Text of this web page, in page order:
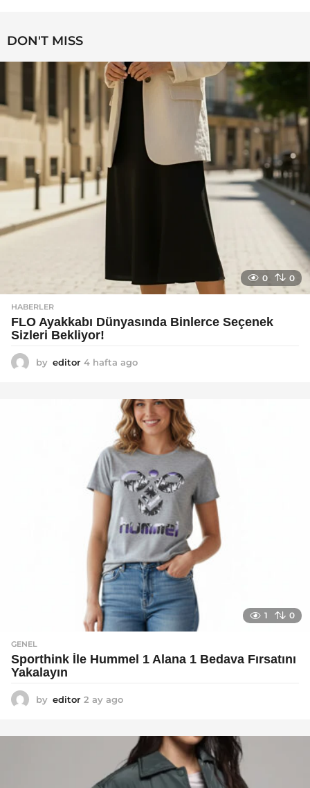
o
DON'T MISS
0 0
HABERLER
FLO Ayakkabı Dünyasında Binlerce Seçenek
Sizleri Bekliyor!
by editor 4 hafta ago
a
g
o
1 0
GENEL
Sporthink İle Hummel 1 Alana 1 Bedava Fırsatını
Yakalayın
by editor 2 ay ago
a
g
o